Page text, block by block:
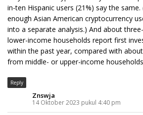
in-ten Hispanic users (21%) say the
enough Asian American cryptocurrency
into a separate analysis.) And about
lower-income households report first
within the past year, compared with
from middle- or upper-income
Reply
Znswja
14 Oktober 2023 pukul 4:40 pm